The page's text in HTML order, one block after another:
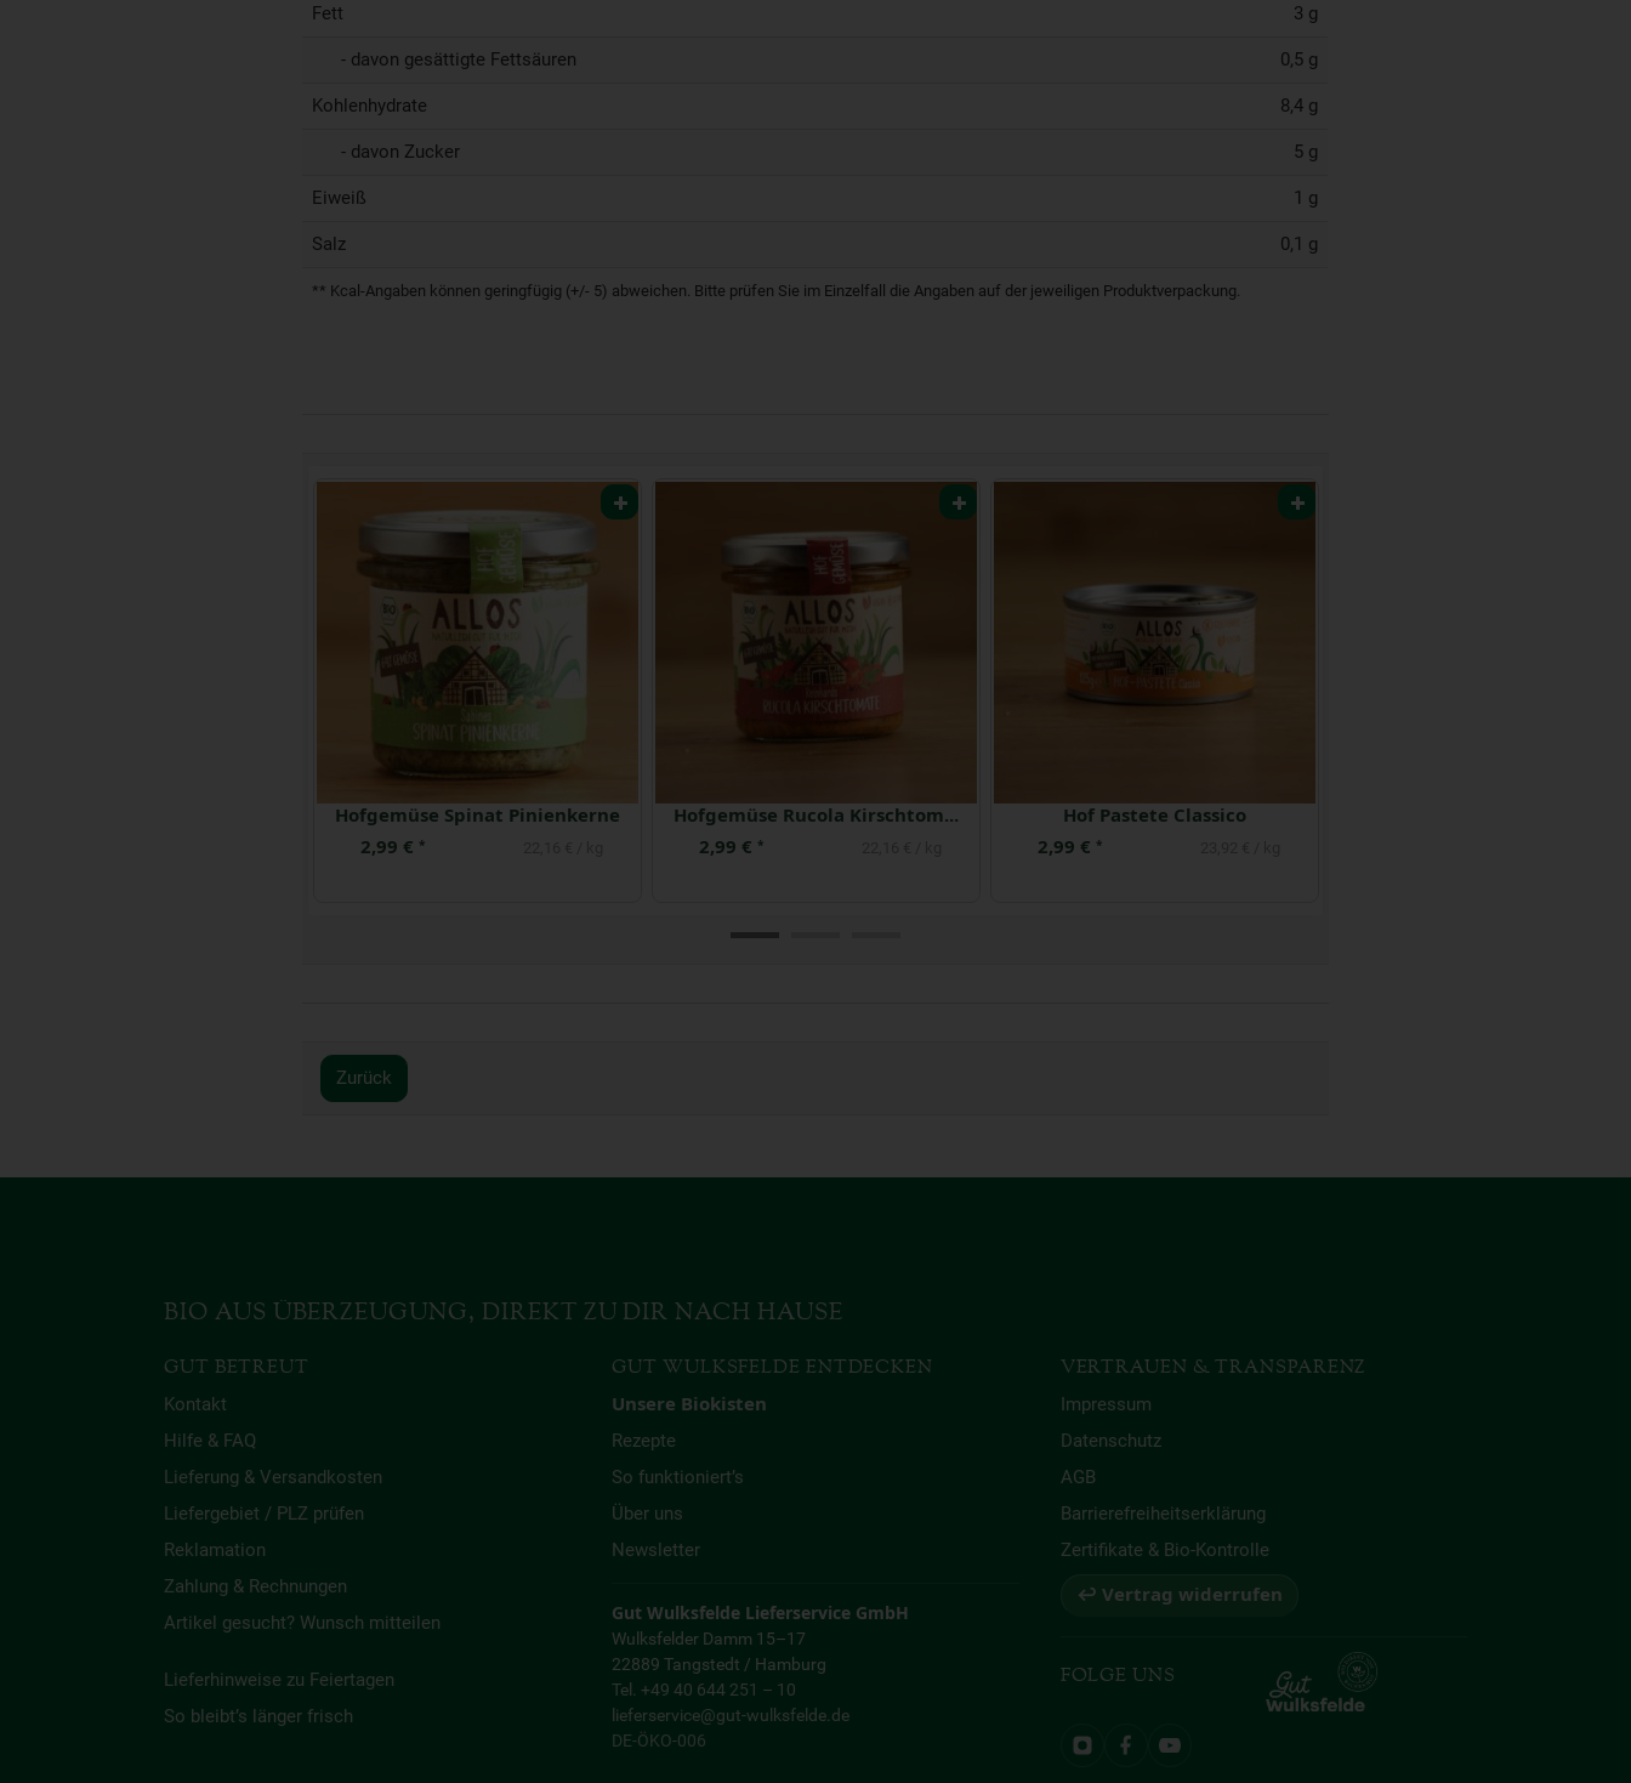
Fett 3 g
- davon gesättigte Fettsäuren 0,5 g
Kohlenhydrate 8,4 g
- davon Zucker 5 g
Eiweiß 1 g
Salz 0,1 g
** Kcal-Angaben können geringfügig (+/- 5) abweichen. Bitte prüfen Sie im Einzelfall die Angaben auf der jeweiligen Produktverpackung.
Samba Dark 250 g
5,99 € *
Sojade Natural ohne Zuckerzusatz
2,29 € *
3,99 € *
Zurück
BIO AUS ÜBERZEUGUNG, DIREKT ZU DIR NACH HAUSE
GUT BETREUT
Kontakt
Hilfe & FAQ
Lieferung & Versandkosten
Liefergebiet / PLZ prüfen
Reklamation
Zahlung & Rechnungen
Artikel gesucht? Wunsch mitteilen
Lieferhinweise zu Feiertagen
So bleibt’s länger frisch
GUT WULKSFELDE ENTDECKEN
Unsere Biokisten
Rezepte
So funktioniert’s
Über uns
Newsletter
Gut Wulksfelde Lieferservice GmbH
Wulksfelder Damm 15–17
22889 Tangstedt / Hamburg
Tel. +49 40 644 251 – 10
lieferservice@gut-wulksfelde.de
DE-ÖKO-006
VERTRAUEN & TRANSPARENZ
Impressum
Datenschutz
AGB
Barrierefreiheitserklärung
Zertifikate & Bio-Kontrolle
↩ Vertrag widerrufen
FOLGE UNS